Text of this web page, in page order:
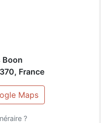
Boon
, France
Maps
?